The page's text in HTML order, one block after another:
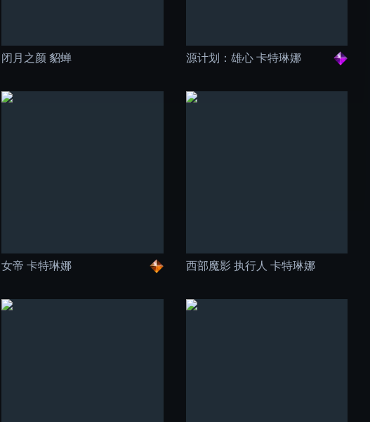
闭月之颜 貂蝉 源计划：雄心 卡特琳娜
女帝 卡特琳娜 西部魔影 执行人 卡特琳娜